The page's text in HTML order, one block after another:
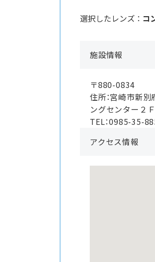
選択したレンズ ： コ
施設情報
〒880-0834
住所：宮崎市新
ングセンター２Ｆ
TEL：0985-35-
アクセス情報